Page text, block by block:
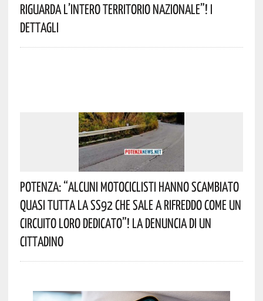
Riguarda L’intero Territorio Nazionale”! I
Dettagli
Potenza: “alcuni Motociclisti Hanno Scambiato
Quasi Tutta La SS92 Che Sale A Rifreddo Come Un
Circuito Loro Dedicato”! La Denuncia Di Un
Cittadino